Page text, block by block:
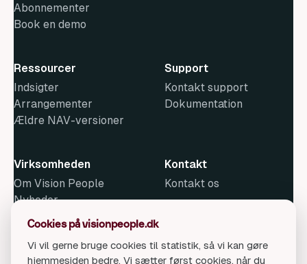
Abonnementer
Book en demo
Ressourcer
Indsigter
Arrangementer
Ældre NAV-versioner
Support
Kontakt support
Dokumentation
Virksomheden
Om Vision People
Nyheder
Metode
Ledige stillinger
Kontakt
Kontakt os
Cookies på visionpeople.dk
Vi vil gerne bruge cookies til statistik, så vi kan gøre
hjemmesiden bedre. Vi sætter først cookies, når du